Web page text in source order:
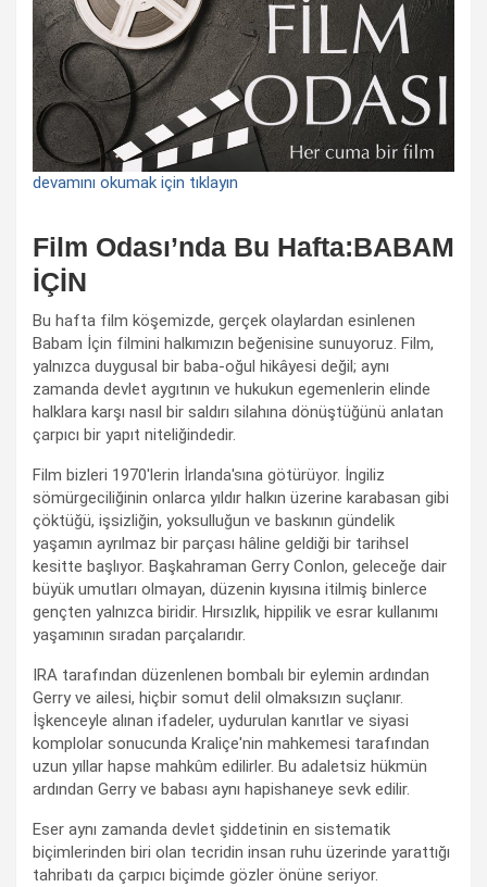
devamını okumak için tıklayın
Film Odası’nda Bu Hafta:BABAM
İÇİN
Bu hafta film köşemizde, gerçek olaylardan esinlenen
Babam İçin filmini halkımızın beğenisine sunuyoruz. Film,
yalnızca duygusal bir baba-oğul hikâyesi değil; aynı
zamanda devlet aygıtının ve hukukun egemenlerin elinde
halklara karşı nasıl bir saldırı silahına dönüştüğünü anlatan
çarpıcı bir yapıt niteliğindedir.
Film bizleri 1970'lerin İrlanda'sına götürüyor. İngiliz
sömürgeciliğinin onlarca yıldır halkın üzerine karabasan gibi
çöktüğü, işsizliğin, yoksulluğun ve baskının gündelik
yaşamın ayrılmaz bir parçası hâline geldiği bir tarihsel
kesitte başlıyor. Başkahraman Gerry Conlon, geleceğe dair
büyük umutları olmayan, düzenin kıyısına itilmiş binlerce
gençten yalnızca biridir. Hırsızlık, hippilik ve esrar kullanımı
yaşamının sıradan parçalarıdır.
IRA tarafından düzenlenen bombalı bir eylemin ardından
Gerry ve ailesi, hiçbir somut delil olmaksızın suçlanır.
İşkenceyle alınan ifadeler, uydurulan kanıtlar ve siyasi
komplolar sonucunda Kraliçe'nin mahkemesi tarafından
uzun yıllar hapse mahkûm edilirler. Bu adaletsiz hükmün
ardından Gerry ve babası aynı hapishaneye sevk edilir.
Eser aynı zamanda devlet şiddetinin en sistematik
biçimlerinden biri olan tecridin insan ruhu üzerinde yarattığı
tahribatı da çarpıcı biçimde gözler önüne seriyor.